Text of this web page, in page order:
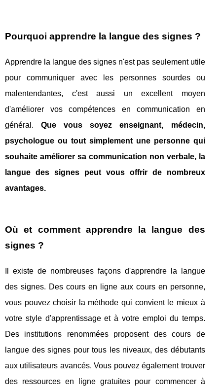
Pourquoi apprendre la langue des signes ?
Apprendre la langue des signes n'est pas seulement utile
pour communiquer avec les personnes sourdes ou
malentendantes, c'est aussi un excellent moyen
d'améliorer vos compétences en communication en
général.Que vous soyez enseignant, médecin,
psychologue ou tout simplement une personne qui
souhaite améliorer sa communication non verbale, la
langue des signes peut vous offrir de nombreux
avantages.
Où et comment apprendre la langue des
signes ?
Il existe de nombreuses façons d'apprendre la langue
des signes. Des cours en ligne aux cours en personne,
vous pouvez choisir la méthode qui convient le mieux à
votre style d'apprentissage et à votre emploi du temps.
Des institutions renommées proposent des cours de
langue des signes pour tous les niveaux, des débutants
aux utilisateurs avancés. Vous pouvez également trouver
des ressources en ligne gratuites pour commencer à